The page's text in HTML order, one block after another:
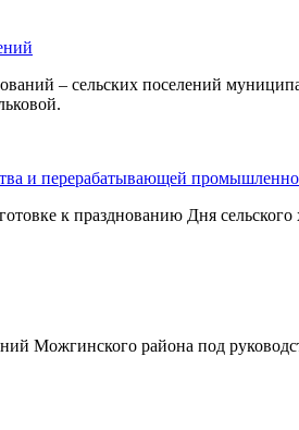
– сельских поселений
и перерабатывающей
к празднованию Дня
Можгинского района под